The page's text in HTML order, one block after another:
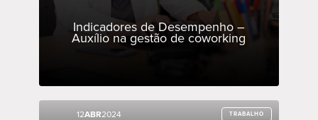
Indicadores de Desempenho –
Auxílio na gestão de coworking
12ABR2024 TRABALHO
12ABR2024 TRABALHO